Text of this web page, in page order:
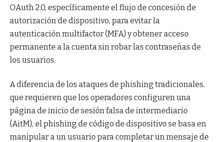
OAuth 2.0, específicamente el flujo de concesión de
autorización de dispositivo, para evitar la
autenticación multifactor (MFA) y obtener acceso
permanente a la cuenta sin robar las contraseñas de
los usuarios.
A diferencia de los ataques de phishing tradicionales,
que requieren que los operadores configuren una
página de inicio de sesión falsa de intermediario
(AitM), el phishing de código de dispositivo se basa en
manipular a un usuario para completar un mensaje de